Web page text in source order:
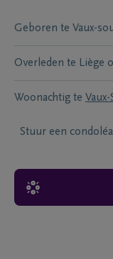
Geboren te Vaux-
Overleden te Liège
Woonachtig te
Stuur een